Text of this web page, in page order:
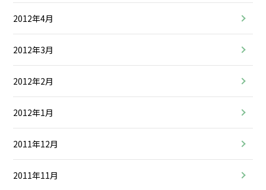
2012年4月
2012年3月
2012年2月
2012年1月
2011年12月
2011年11月